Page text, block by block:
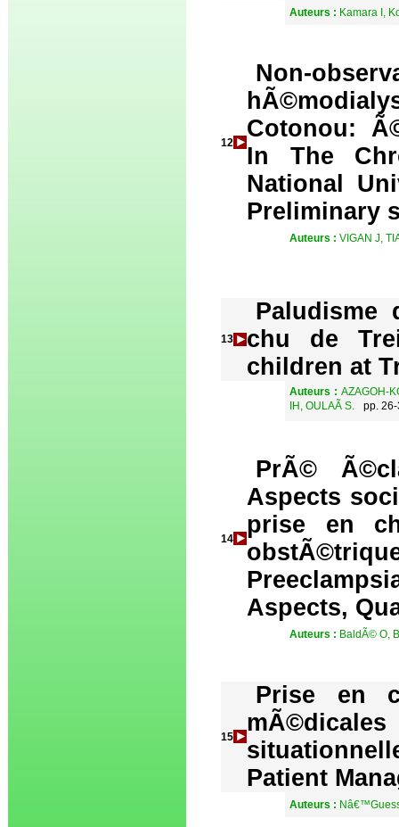
Auteurs : Kamara I,
12
Non-
Cotonou:
In The
National
Preliminary
Auteurs : VIGAN J,
13
chu de
children at
Auteurs : AZAGOH-
IH, OULAÃ S.
pp.
14
PrÃ©
Aspects
prise en
Aspects,
Auteurs : BaldÃ© O,
15
Prise en
Patient
Auteurs :